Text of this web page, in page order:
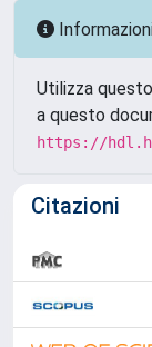
Utilizza
a questo
https://
Citazioni